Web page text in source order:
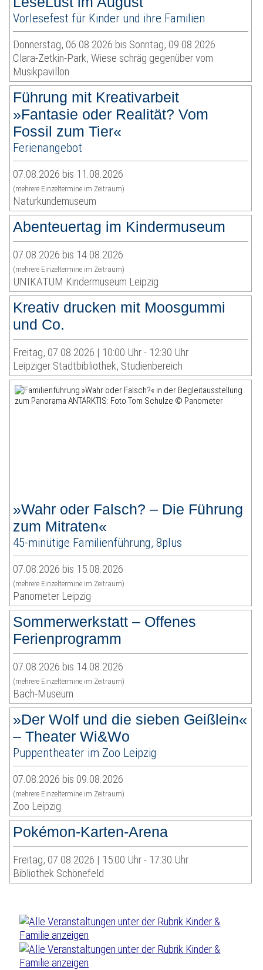
Vorlesefest für Kinder und ihre Familien
Donnerstag, 06.08.2026 bis Sonntag, 09.08.2026
Clara-Zetkin-Park, Wiese schräg gegenüber vom
Musikpavillon
Führung mit Kreativarbeit
»Fantasie oder Realität? Vom
Fossil zum Tier«
Ferienangebot
07.08.2026 bis 11.08.2026
(mehrere Einzeltermine im Zeitraum)
Naturkundemuseum
Abenteuertag im Kindermuseum
07.08.2026 bis 14.08.2026
(mehrere Einzeltermine im Zeitraum)
UNIKATUM Kindermuseum Leipzig
Kreativ drucken mit Moosgummi
und Co.
Freitag, 07.08.2026 | 10:00 Uhr - 12:30 Uhr
Leipziger Stadtbibliothek, Studienbereich
»Wahr oder Falsch? – Die Führung
zum Mitraten«
45-minütige Familienführung, 8plus
07.08.2026 bis 15.08.2026
(mehrere Einzeltermine im Zeitraum)
Panometer Leipzig
Sommerwerkstatt – Offenes
Ferienprogramm
07.08.2026 bis 14.08.2026
(mehrere Einzeltermine im Zeitraum)
Bach-Museum
»Der Wolf und die sieben Geißlein«
– Theater Wi&Wo
Puppentheater im Zoo Leipzig
07.08.2026 bis 09.08.2026
(mehrere Einzeltermine im Zeitraum)
Zoo Leipzig
Pokémon-Karten-Arena
Freitag, 07.08.2026 | 15:00 Uhr - 17:30 Uhr
Bibliothek Schönefeld